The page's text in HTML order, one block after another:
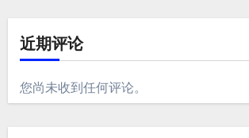
近期评论
您尚未收到任何评论。